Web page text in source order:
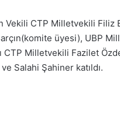
Vekili CTP Milletvekili
üyesi), UBP
CTP Milletvekili Fazilet
Salahi Şahiner katıldı.